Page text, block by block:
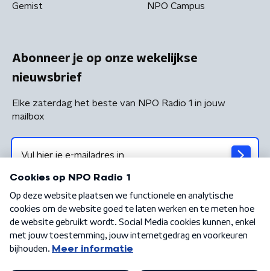
Gemist NPO Campus
Abonneer je op onze wekelijkse
nieuwsbrief
Elke zaterdag het beste van NPO Radio 1 in jouw
mailbox
Algemene voorwaarden